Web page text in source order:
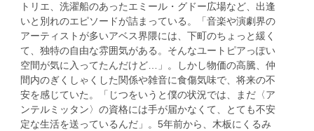
トリエ、洗濯船のあったエミール・グドー広場など、出逢
いと別れのエピソードが詰まっている。「音楽や演劇界の
アーティストが多いアベス界隈には、下町のちょっと緩く
て、独特の自由な雰囲気がある。そんなユートピアっぽい
空間が気に入ってたんだけど…」。しかし物価の高騰、仲
間内のぎくしゃくした関係や雑音に食傷気味で、将来の不
安を感じていた。「じつをいうと僕の状況では、まだ〈ア
ンテルミッタン〉の資格には手が届かなくて、とても不安
定な生活を送っているんだ」。5年前から、木板にくるみ